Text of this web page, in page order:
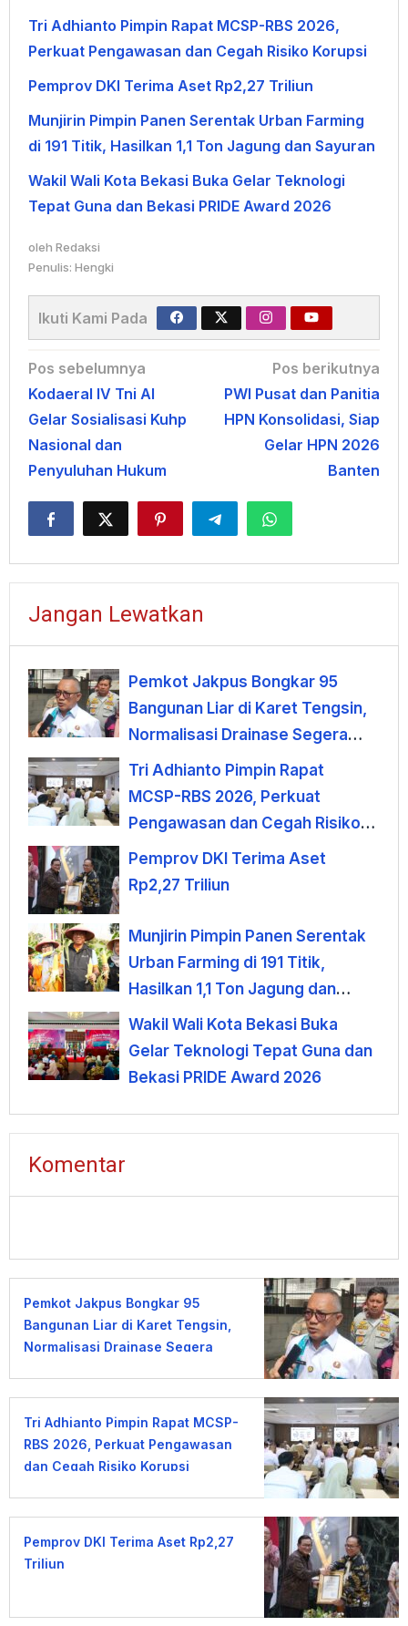
Tri Adhianto Pimpin Rapat MCSP-RBS 2026,
Perkuat Pengawasan dan Cegah Risiko Korupsi
Pemprov DKI Terima Aset Rp2,27 Triliun
Munjirin Pimpin Panen Serentak Urban Farming
di 191 Titik, Hasilkan 1,1 Ton Jagung dan Sayuran
Wakil Wali Kota Bekasi Buka Gelar Teknologi
Tepat Guna dan Bekasi PRIDE Award 2026
oleh Redaksi
Penulis: Hengki
Ikuti Kami Pada
Navigasi
pos
Pos sebelumnya
Kodaeral IV Tni Al
Gelar Sosialisasi Kuhp
Nasional dan
Penyuluhan Hukum
Pos berikutnya
PWI Pusat dan Panitia
HPN Konsolidasi, Siap
Gelar HPN 2026
Banten
Jangan Lewatkan
Pemkot Jakpus Bongkar 95
Bangunan Liar di Karet Tengsin,
Normalisasi Drainase Segera
Dimulai
Tri Adhianto Pimpin Rapat
MCSP-RBS 2026, Perkuat
Pengawasan dan Cegah Risiko
Korupsi
Pemprov DKI Terima Aset
Rp2,27 Triliun
Munjirin Pimpin Panen Serentak
Urban Farming di 191 Titik,
Hasilkan 1,1 Ton Jagung dan
Sayuran
Wakil Wali Kota Bekasi Buka
Gelar Teknologi Tepat Guna dan
Bekasi PRIDE Award 2026
Komentar
Pemkot Jakpus Bongkar 95
Bangunan Liar di Karet Tengsin,
Normalisasi Drainase Segera
Tri Adhianto Pimpin Rapat MCSP-
RBS 2026, Perkuat Pengawasan
dan Cegah Risiko Korupsi
Pemprov DKI Terima Aset Rp2,27
Triliun